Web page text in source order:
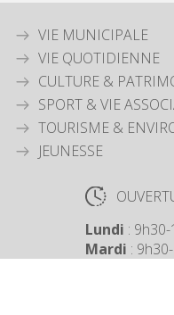
VIE MUNICIPALE
VIE QUOTIDIENNE
CULTURE &
SPORT & VIE
TOURISME &
JEUNESSE
Lundi :
Mardi :